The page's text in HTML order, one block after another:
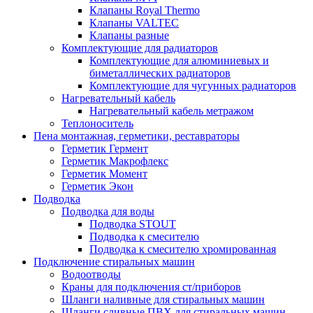
Клапаны Royal Thermo
Клапаны VALTEC
Клапаны разные
Комплектующие для радиаторов
Комплектующие для алюминиевых и
биметаллических радиаторов
Комплектующие для чугунных радиаторов
Нагревательный кабель
Нагревательный кабель метражом
Теплоноситель
Пена монтажная, герметики, реставраторы
Герметик Гермент
Герметик Макрофлекс
Герметик Момент
Герметик Экон
Подводка
Подводка для воды
Подводка STOUT
Подводка к смесителю
Подводка к смесителю хромированная
Подключение стиральных машин
Водоотводы
Краны для подключения ст/приборов
Шланги наливные для стиральных машин